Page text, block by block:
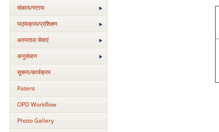
संकाय/स्‍टाफ
पाठ्यक्रम/प्रशिक्षण
अस्‍पताल सेवाएं
अनुसंधान
सूचना/कार्यक्रम
Patent
OPD Workflow
Photo Gallery